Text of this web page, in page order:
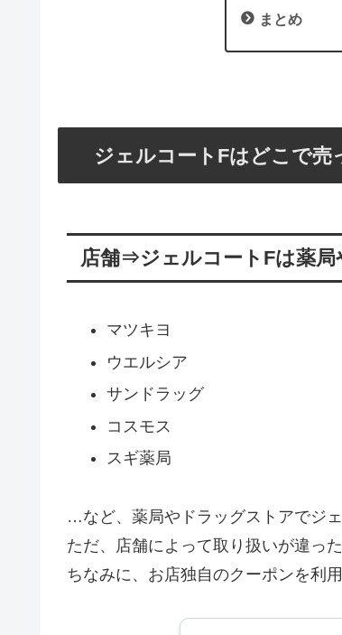
まとめ
ジェルコートFはどこで
店舗⇒ジェルコートFは薬局
マツキヨ
ウエルシア
サンドラッグ
コスモス
スギ薬局
…など、薬局やドラッグストアでジ
ただ、店舗によって取り扱いが違っ
ちなみに、お店独自のクーポンを利